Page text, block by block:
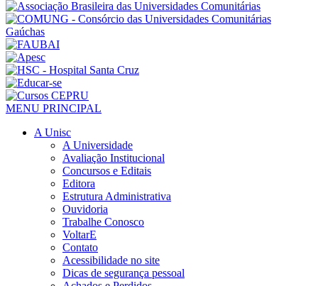
MENU PRINCIPAL
A Unisc
A Universidade
Avaliação Institucional
Concursos e Editais
Editora
Estrutura Administrativa
Ouvidoria
Trabalhe Conosco
VoltarE
Contato
Acessibilidade no site
Dicas de segurança pessoal